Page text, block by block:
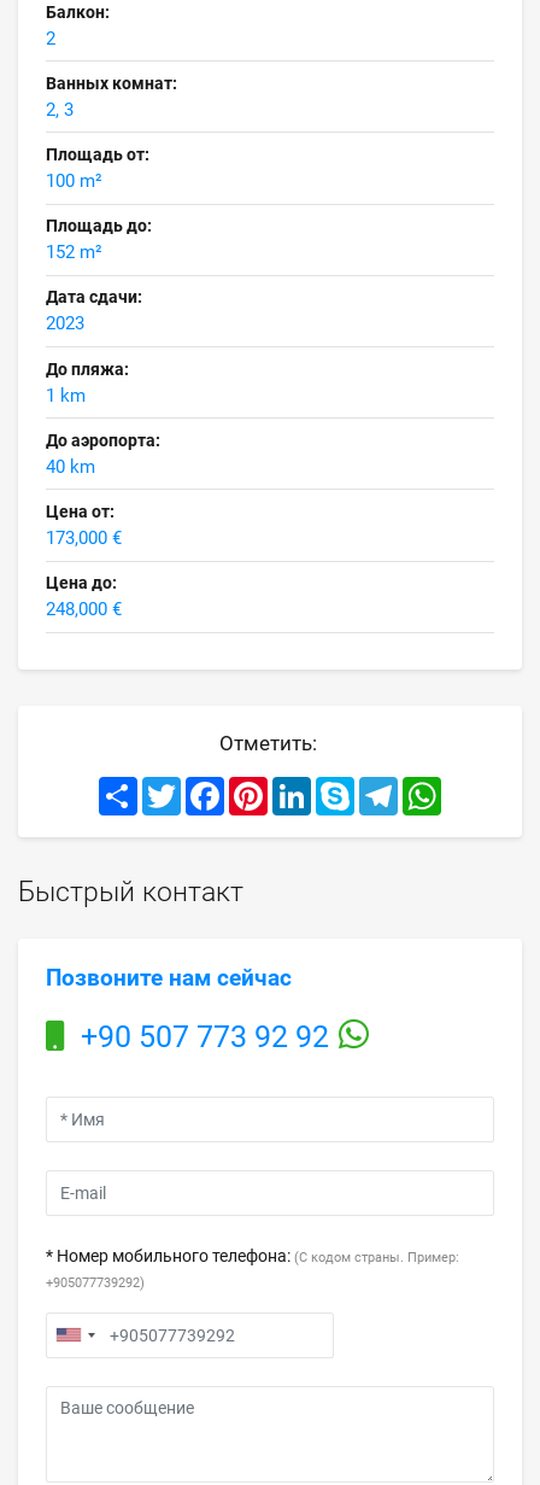
Балкон:
2
Ванных комнат:
2, 3
Площадь от:
100 m²
Площадь до:
152 m²
Дата сдачи:
2023
До пляжа:
1 km
До аэропорта:
40 km
Цена от:
173,000 €
Цена до:
248,000 €
Отметить:
Share TwitterFacebookPinterestLinkedInSkype Telegram
Быстрый контакт
Позвоните нам сейчас
+90 507 773 92 92
* Номер мобильного телефона: (С кодом страны. Пример:
+905077739292)